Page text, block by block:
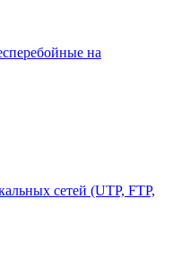
на
сетей (UTP, FTP,